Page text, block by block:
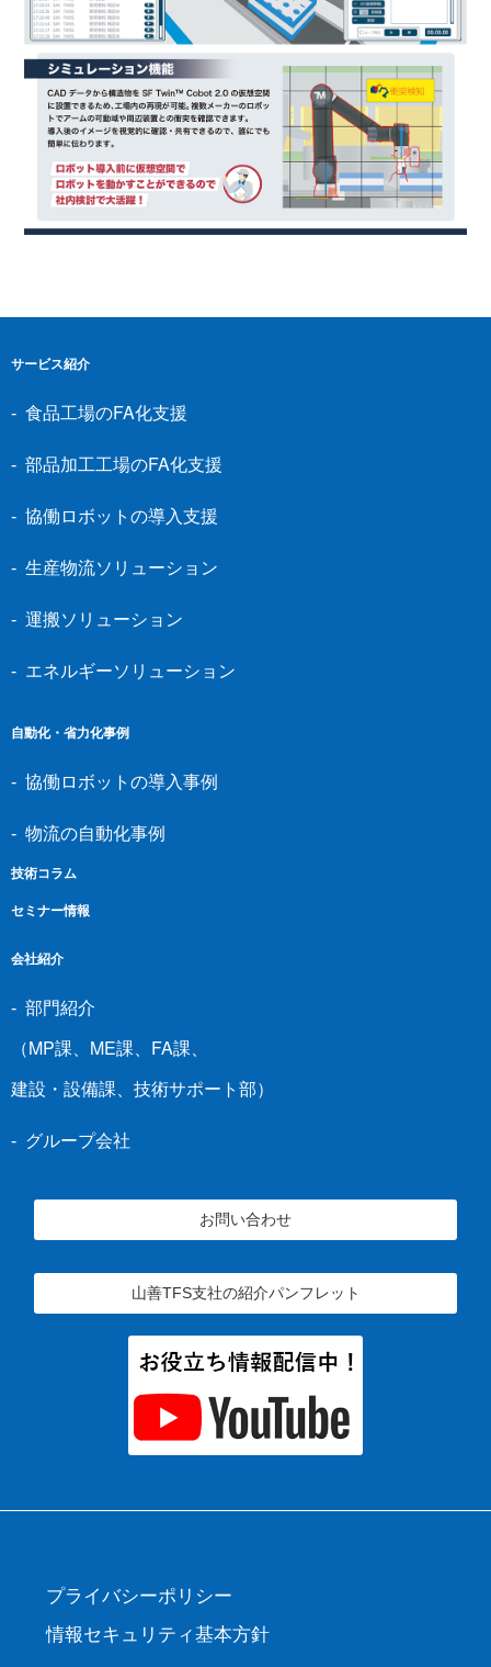
サービス紹介
食品工場のFA化支援
部品加工工場のFA化支援
協働ロボットの導入支援
生産物流ソリューション
運搬ソリューション
エネルギーソリューション
自動化・省力化事例
協働ロボットの導入事例
物流の自動化事例
技術コラム
セミナー情報
会社紹介
部門紹介
（MP課 ME課 FA課
建設・設備課 技術サポート部）
グループ会社
お問い合わせ
山善TFS支社の紹介パンフレット
プライバシーポリシー
情報セキュリティ基本方針